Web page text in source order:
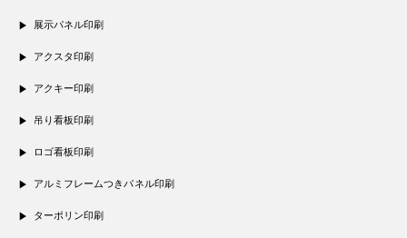
展示パネル印刷
アクスタ印刷
アクキー印刷
吊り看板印刷
ロゴ看板印刷
アルミフレームつきパネル印刷
ターポリン印刷